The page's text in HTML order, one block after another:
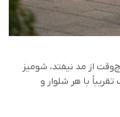
از مد نیفتد، شومیز
با هر شلوار و